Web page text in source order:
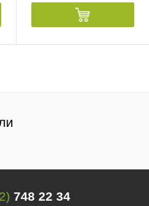
748 22 34